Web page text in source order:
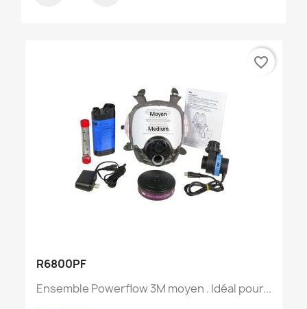
R6800PF
Ensemble Powerflow 3M moyen . Idéal pour...
favorite_border